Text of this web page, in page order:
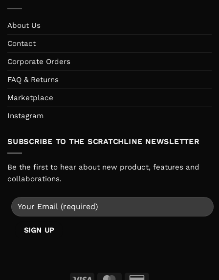
About Us
Contact
Corporate Orders
FAQ & Returns
Marketplace
Instagram
SUBSCRIBE TO THE SCRATCHLINE NEWSLETTER
Be the first to hear about new product, features and
collaborations.